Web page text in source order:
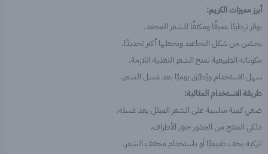
أبرز مميزات الكريم:
يوفر ترطيبًا عميقًا ومكثفًا للشعر المجعد.
يحسّن من شكل التجاعيد ويجعلها أكثر تحديدًا.
مكوناته الطبيعية تمنح الشعر التغذية اللازمة.
سهل الاستخدام ويُطبّق يوميًا بعد غسل الشعر.
طريقة الاستخدام المثالية:
ضعي كمية مناسبة على الشعر المبلل بعد غسله.
دلكي المنتج من الجذور حتى الأطراف.
اتركيه يجف طبيعيًا أو باستخدام مجفف الشعر.